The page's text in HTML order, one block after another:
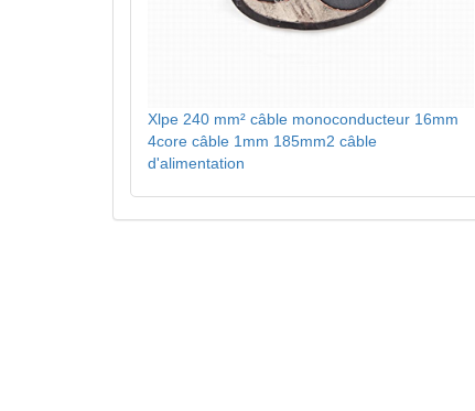
Xlpe 240 mm² câble monoconducteur 16mm
4core câble 1mm 185mm2 câble
d'alimentation